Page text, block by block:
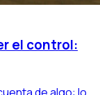
el control: